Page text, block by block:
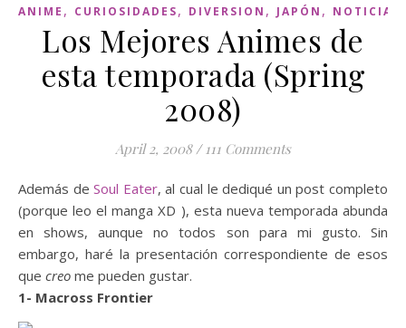
ANIME , CURIOSIDADES, DIVERSION , JAPÓN , NOTICIAS
Los Mejores Animes de
esta temporada (Spring
2008)
April 2, 2008 / 111 Comments
Además deSoul Eater, al cual le dediqué un post completo
(porque leo el manga XD ), esta nueva temporada abunda
en shows, aunque no todos son para mi gusto. Sin
embargo, haré la presentación correspondiente de esos
que creo me pueden gustar.
1- Macross Frontier